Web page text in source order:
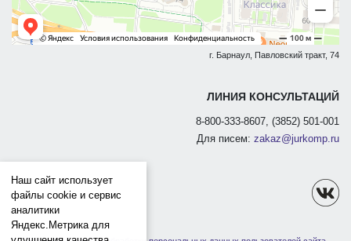
г. Барнаул, Павловский тракт, 74
ЛИНИЯ КОНСУЛЬТАЦИЙ
8-800-333-8607, (3852) 501-001
Для писем: zakaz@jurkomp.ru
Наш сайт использует
файлы cookie и сервис
аналитики
Яндекс.Метрика для